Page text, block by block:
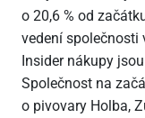
o 20,6 % od
vedení společnosti
Insider nákupy
Společnost na
o pivovary Holba,